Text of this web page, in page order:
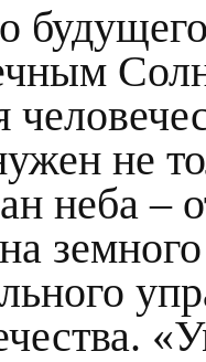
не
неба –